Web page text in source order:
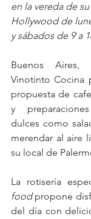
en la vereda de
Hollywood de
y sábados de 9 a
Buenos Aires,
Vinotinto Cocina
propuesta de
y
dulces como
merendar al aire
su local de
La rotisería
food propone
del día con